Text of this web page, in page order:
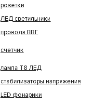
розетки
ЛЕД светильники
провода ВВГ
счетчик
лампа Т8 ЛЕД
стабилизаторы напряжения
LED фонарики